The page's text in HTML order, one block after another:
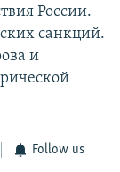
России.
санкций.
и
Follow us